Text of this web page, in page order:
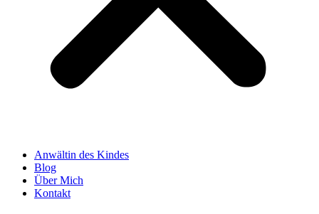
Anwältin des Kindes
Blog
Über Mich
Kontakt